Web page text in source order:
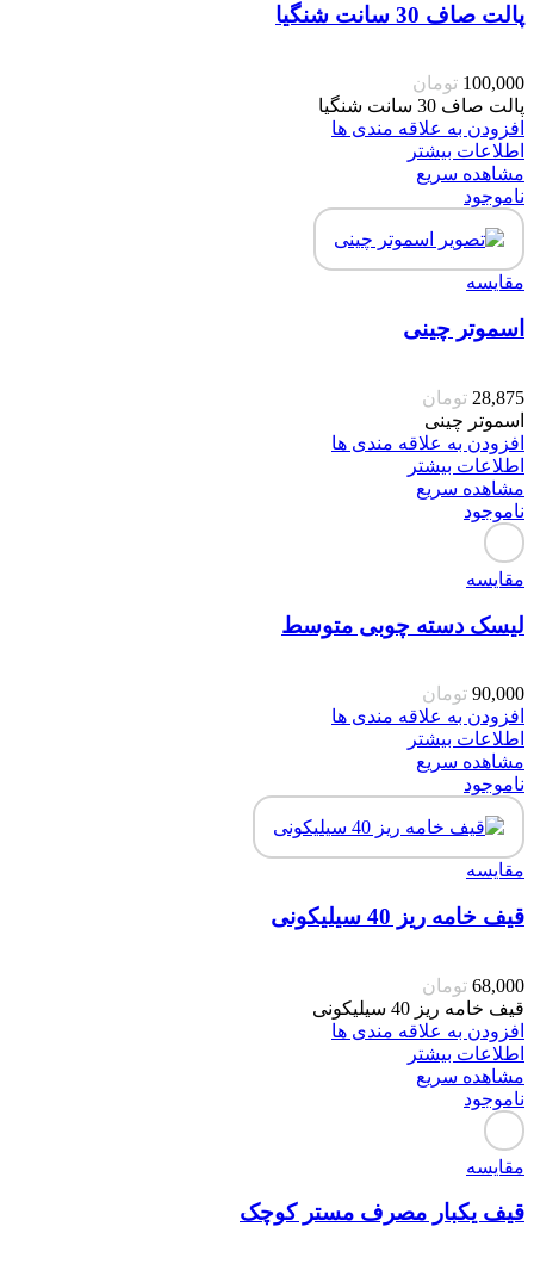
پالت صاف 30 سانت شنگیا
100,000 تومان
پالت صاف 30 سانت شنگیا
افزودن به علاقه مندی ها
اطلاعات بیشتر
مشاهده سریع
ناموجود
مقایسه
اسموتر چینی
28,875 تومان
اسموتر چینی
افزودن به علاقه مندی ها
اطلاعات بیشتر
مشاهده سریع
ناموجود
مقایسه
لیسک دسته چوبی متوسط
90,000 تومان
افزودن به علاقه مندی ها
اطلاعات بیشتر
مشاهده سریع
ناموجود
مقایسه
قیف خامه ریز 40 سیلیکونی
68,000 تومان
قیف خامه ریز 40 سیلیکونی
افزودن به علاقه مندی ها
اطلاعات بیشتر
مشاهده سریع
ناموجود
مقایسه
قیف یکبار مصرف مستر کوچک